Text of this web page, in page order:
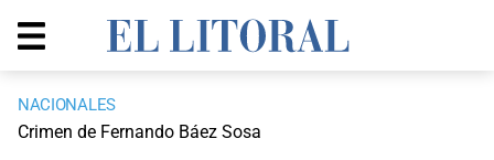
NACIONALES
Crimen de Fernando Báez Sosa